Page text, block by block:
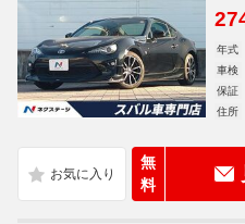
年式
車検
保証
住所
無
料